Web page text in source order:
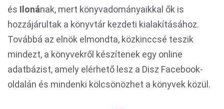
és Ilonának, mert könyvadományaikkal ők is
hozzájárultak a könyvtár kezdeti kialakításához.
Továbbá az elnök elmondta, közkinccsé teszik
mindezt, a könyvekről készítenek egy online
adatbázist, amely elérhető lesz a Disz Facebook-
oldalán és mindenki kölcsönözhet a könyvek közül.